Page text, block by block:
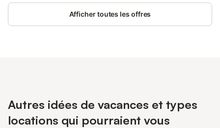
séjour reposant. Détendez-vous près de la piscine extérieure
partagée aux Chambres d’hôtes Les Seignerolles à Pernes-les-
Fontaines. Profitez du jardin commun, de la terrasse couverte et
Afficher toutes les offres
Autres idées de vacances et types
locations qui pourraient vous